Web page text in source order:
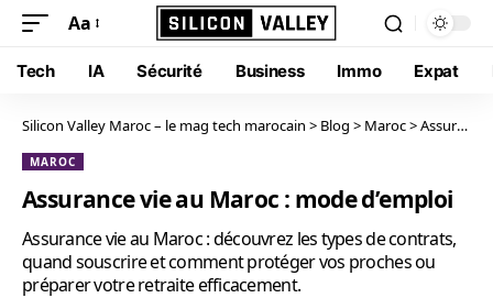
Aa
Tech IA Sécurité Business Immo Expat
Silicon Valley Maroc – le mag tech marocain > Blog > Maroc>Assurance vie au Maroc : mode d’emploi
MAROC
Assurance vie au Maroc : mode d’emploi
Assurance vie au Maroc : découvrez les types de contrats,
quand souscrire et comment protéger vos proches ou
préparer votre retraite efficacement.